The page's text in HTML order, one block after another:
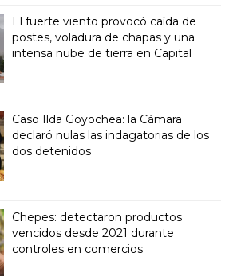
El fuerte viento provocó caída de
postes, voladura de chapas y una
intensa nube de tierra en Capital
Caso Ilda Goyochea: la Cámara
declaró nulas las indagatorias de los
dos detenidos
Chepes: detectaron productos
vencidos desde 2021 durante
controles en comercios